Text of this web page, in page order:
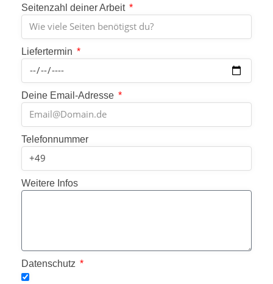
Seitenzahl deiner Arbeit
Liefertermin
Deine Email-Adresse
Telefonnummer
Weitere Infos
Datenschutz